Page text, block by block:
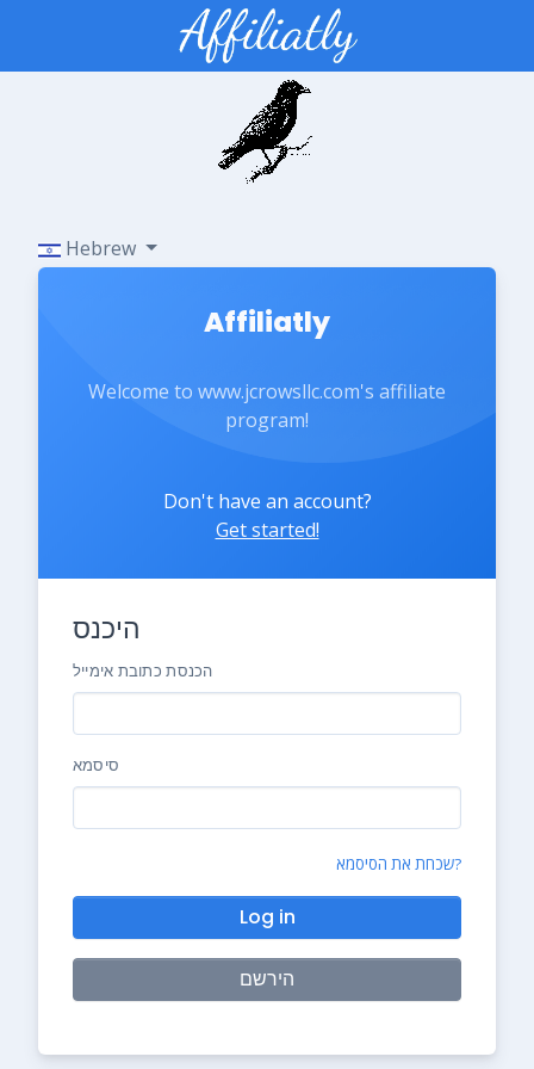
Hebrew
Affiliatly
Welcome to www.jcrowsllc.com's affiliate
program!
Don't have an account?
Get started!
היכנס
הכנסת כתובת אימייל
סיסמא
שכחת את הסיסמא?
Log in
הירשם